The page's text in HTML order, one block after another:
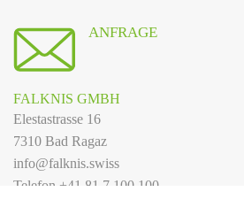
ANFRAGE
FALKNIS GMBH
Elestastrasse 16
7310 Bad Ragaz
info@falknis.swiss
Telefon +41 81 7 100 100